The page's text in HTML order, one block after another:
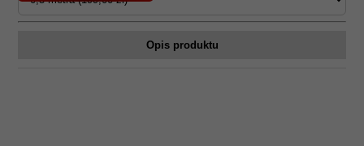
Opis produktu